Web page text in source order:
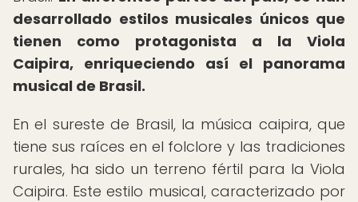
desarrollado estilos musicales únicos que
tienen como protagonista a la Viola
Caipira, enriqueciendo así el panorama
musical de Brasil.
En el sureste de Brasil, la música caipira, que
tiene sus raíces en el folclore y las tradiciones
rurales, ha sido un terreno fértil para la Viola
Caipira. Este estilo musical, caracterizado por